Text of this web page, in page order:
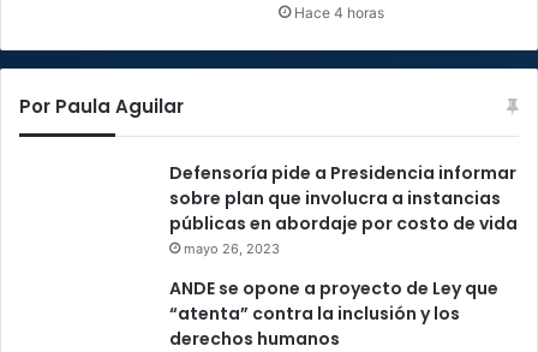
Hace 4 horas
Por Paula Aguilar
Defensoría pide a Presidencia informar
sobre plan que involucra a instancias
públicas en abordaje por costo de vida
mayo 26, 2023
ANDE se opone a proyecto de Ley que
“atenta” contra la inclusión y los
derechos humanos